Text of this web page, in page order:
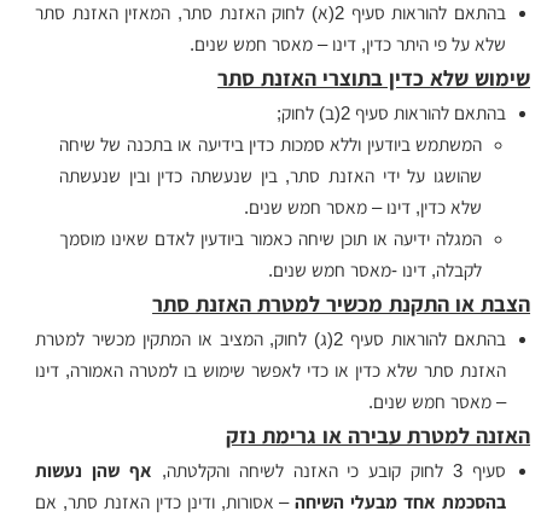
בהתאם להוראות סעיף 2(א) לחוק האזנת סתר, ה
מאזין האזנת סתר
שלא על פי היתר כדין, דינו – מאסר חמש שנים.
שימוש שלא כדין בתוצרי האזנת סתר
בהתאם להוראות סעיף 2(ב) לחוק;
המשתמש ביודעין וללא סמכות כדין בידיעה או בתכנה של שיחה
שהושגו על ידי האזנת סתר, בין שנעשתה כדין ובין שנעשתה
שלא כדין, דינו – מאסר חמש שנים.
המגלה ידיעה או תוכן שיחה כאמור ביודעין לאדם שאינו מוסמך
לקבלה, דינו -מאסר חמש שנים.
הצבת או התקנת מכשיר למטרת האזנת סתר
בהתאם להוראות סעיף 2(ג) לחוק, המציב או המתקין מכשיר למטרת
האזנת סתר שלא כדין או כדי לאפשר שימוש בו למטרה האמורה, דינו
– מאסר חמש שנים.
האזנה למטרת עבירה או גרימת נזק
סעיף 3 לחוק קובע כי האזנה לשיחה והקלטתה,
אף שהן נעשות
בהסכמת אחד מבעלי השיחה– אסורות, ודינן כדין האזנת סתר, אם